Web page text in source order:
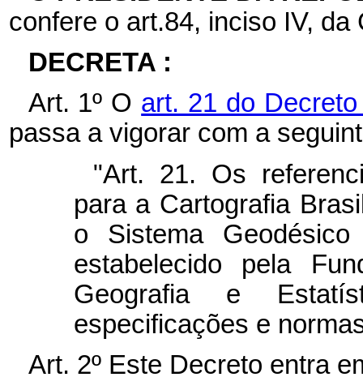
confere o art.84, inciso IV, da
DECRETA :
Art. 1º O art. 21 do
passa a vigorar com a
"Art. 21. Os
para a Cartografia
o Sistema
estabelecido pela
Geografia e
especificações e
Art. 2º Este Decreto entra